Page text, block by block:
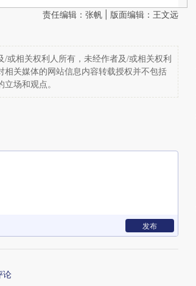
责任编辑：张帆 | 版面编辑：王文远
或相关权利人所有，未经作者及/或相关权利
相关媒体的网站信息内容转载授权并不包括
场和观点。
发布
论